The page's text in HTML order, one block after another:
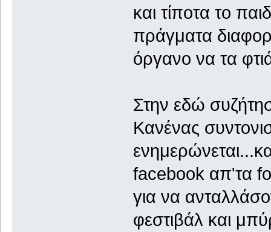
και τίποτα το
πράγματα
όργανο να τα
Στην εδώ
Κανένας
facebook απ'τα
για να
φεστιβάλ και